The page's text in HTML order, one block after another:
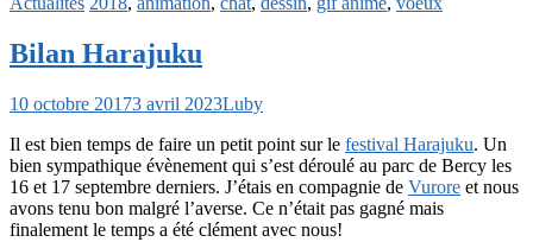
Bilan Harajuku
10 octobre 20173 avril 2023Luby
Il est bien temps de faire un petit point sur le festival Harajuku. Un
bien sympathique évènement qui s’est déroulé au parc de Bercy les
16 et 17 septembre derniers. J’étais en compagnie de Vurore et nous
avons tenu bon malgré l’averse. Ce n’était pas gagné mais
finalement le temps a été clément avec nous!